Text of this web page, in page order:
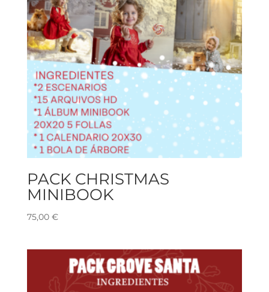
PACK CHRISTMAS
MINIBOOK
75,00 €